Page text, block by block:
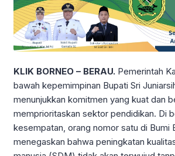
KLIK BORNEO – BERAU. Pemerintah
bawah kepemimpinan Bupati Sri
menunjukkan komitmen yang kuat dan
memprioritaskan sektor pendidikan. Di
kesempatan, orang nomor satu di Bumi
menegaskan bahwa peningkatan